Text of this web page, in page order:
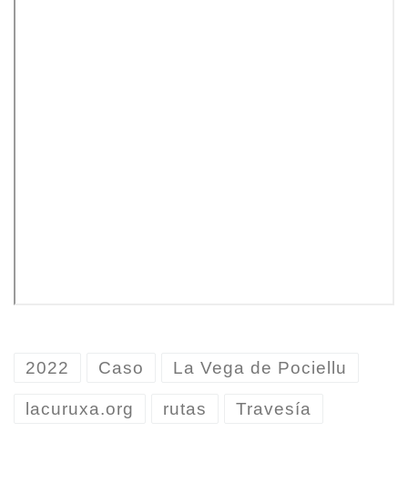
2022 Caso La Vega de Pociellu
lacuruxa.org rutas Travesía